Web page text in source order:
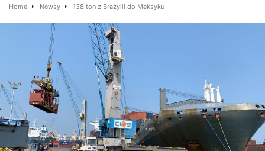
Home Newsy 138 ton z Brazylii do Meksyku